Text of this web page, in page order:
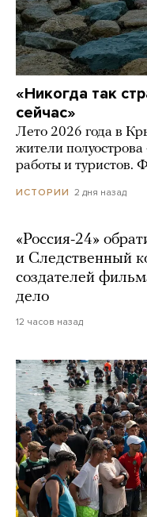
«Никогда так
сейчас»
Лето 2026 года в
жители полуострова
работы и туристов.
ИСТОРИИ 2 дня назад
«Россия-24»
и Следственный
создателей
дело
12 часов назад